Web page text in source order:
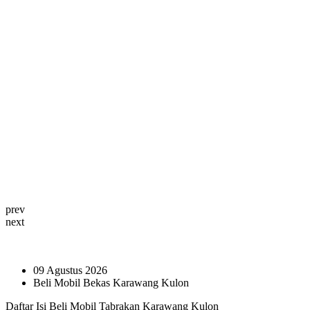
prev
next
09 Agustus 2026
Beli Mobil Bekas Karawang Kulon
Daftar Isi Beli Mobil Tabrakan Karawang Kulon